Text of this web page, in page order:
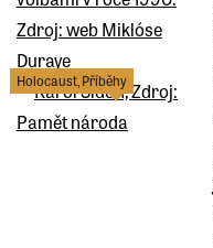
Holocaust,Příběhy